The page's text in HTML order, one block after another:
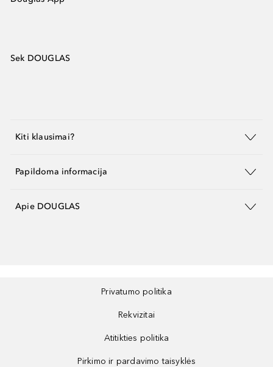
Sek DOUGLAS
Kiti klausimai?
Papildoma informacija
Apie DOUGLAS
Privatumo politika
Rekvizitai
Atitikties politika
Pirkimo ir pardavimo taisyklės